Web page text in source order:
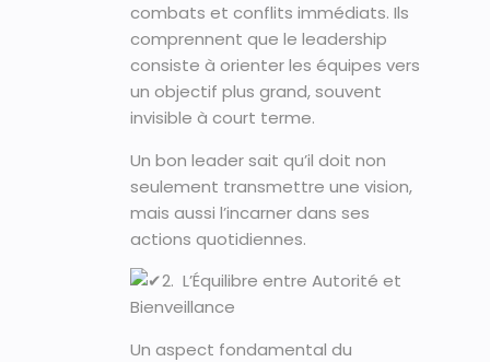
combats et conflits immédiats. Ils
comprennent que le leadership
consiste à orienter les équipes vers
un objectif plus grand, souvent
invisible à court terme.
Un bon leader sait qu’il doit non
seulement transmettre une vision,
mais aussi l’incarner dans ses
actions quotidiennes.
2. L’Équilibre entre Autorité et
Bienveillance
Un aspect fondamental du